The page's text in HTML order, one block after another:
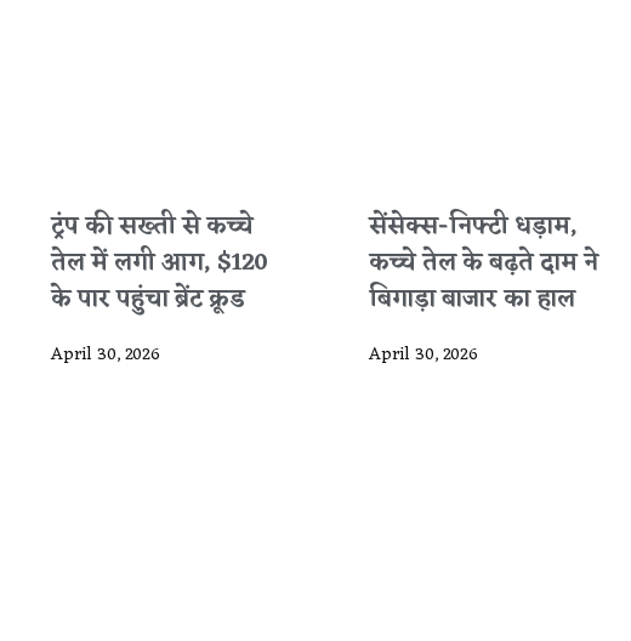
ट्रंप की सख्ती से कच्चे
तेल में लगी आग, $120
के पार पहुंचा ब्रेंट क्रूड
April 30, 2026
सेंसेक्स-निफ्टी धड़ाम,
कच्चे तेल के बढ़ते दाम ने
बिगाड़ा बाजार का हाल
April 30, 2026